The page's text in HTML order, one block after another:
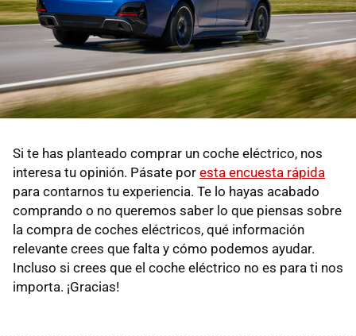
Si te has planteado comprar un coche eléctrico, nos
interesa tu opinión. Pásate por esta encuesta rápida
para contarnos tu experiencia. Te lo hayas acabado
comprando o no queremos saber lo que piensas sobre
la compra de coches eléctricos, qué información
relevante crees que falta y cómo podemos ayudar.
Incluso si crees que el coche eléctrico no es para ti nos
importa. ¡Gracias!